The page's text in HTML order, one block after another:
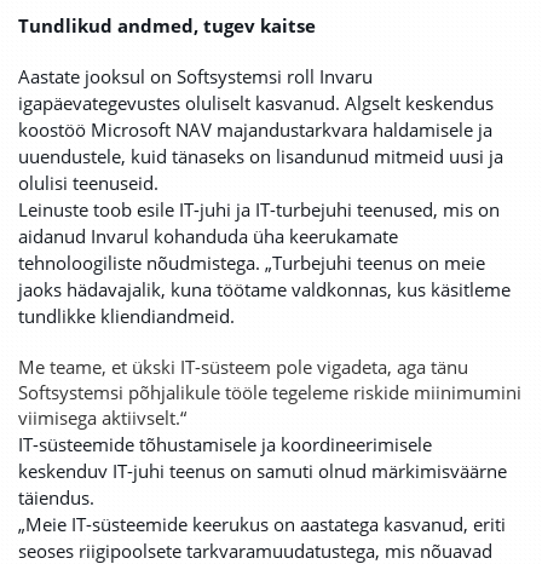
Tundlikud andmed, tugev kaitse
Aastate jooksul on Softsystemsi roll Invaru
igapäevategevustes oluliselt kasvanud. Algselt keskendus
koostöö Microsoft NAV majandustarkvara haldamisele ja
uuendustele, kuid tänaseks on lisandunud mitmeid uusi ja
olulisi teenuseid.
Leinuste toob esile IT-juhi ja IT-turbejuhi teenused, mis on
aidanud Invarul kohanduda üha keerukamate
tehnoloogiliste nõudmistega. „Turbejuhi teenus on meie
jaoks hädavajalik, kuna töötame valdkonnas, kus käsitleme
tundlikke kliendiandmeid.
Me teame, et ükski IT-süsteem pole vigadeta, aga tänu
Softsystemsi põhjalikule tööle tegeleme riskide miinimumini
viimisega aktiivselt.“
IT-süsteemide tõhustamisele ja koordineerimisele
keskenduv IT-juhi teenus on samuti olnud märkimisväärne
täiendus.
„Meie IT-süsteemide keerukus on aastatega kasvanud, eriti
seoses riigipoolsete tarkvaramuudatustega, mis nõuavad